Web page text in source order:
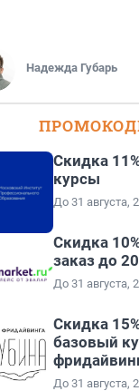
Надежда Губарь
Скидка
курсы
До 31 августа,
Скидка
заказ до
До 31 августа,
Скидка
базовый
Петербурге
До 31 августа,